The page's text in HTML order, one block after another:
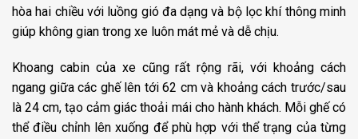
hòa hai chiều với luồng gió đa dạng và bộ lọc khí thông minh
giúp không gian trong xe luôn mát mẻ và dễ chịu.
Khoang cabin của xe cũng rất rộng rãi, với khoảng cách
ngang giữa các ghế lên tới 62 cm và khoảng cách trước/sau
là 24 cm, tạo cảm giác thoải mái cho hành khách. Mỗi ghế có
thể điều chỉnh lên xuống để phù hợp với thể trạng của từng